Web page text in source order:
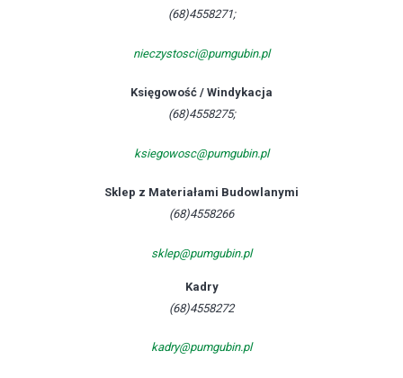
(68)4558271;
nieczystosci@pumgubin.pl
Księgowość / Windykacja
(68)4558275;
ksiegowosc@pumgubin.pl
Sklep z Materiałami Budowlanymi
(68)4558266
sklep@pumgubin.pl
Kadry
(68)4558272
kadry@pumgubin.pl